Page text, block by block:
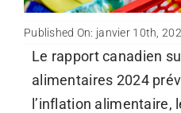
Published On: janvier 10th,
Le rapport canadien
alimentaires 2024
l’inflation alimentaire,